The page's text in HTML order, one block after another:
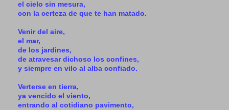
el cielo sin mesura,
con la certeza de que te han matado.
Venir del aire,
el mar,
de los jardines,
de atravesar dichoso los confines,
y siempre en vilo al alba confiado.
Verterse en tierra,
ya vencido el viento,
entrando al cotidiano pavimento,